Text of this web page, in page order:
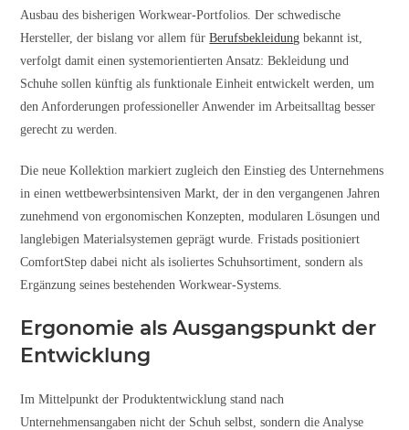
Ausbau des bisherigen Workwear-Portfolios. Der schwedische
Hersteller, der bislang vor allem fürBerufsbekleidung bekannt ist,
verfolgt damit einen systemorientierten Ansatz: Bekleidung und
Schuhe sollen künftig als funktionale Einheit entwickelt werden, um
den Anforderungen professioneller Anwender im Arbeitsalltag besser
gerecht zu werden.
Die neue Kollektion markiert zugleich den Einstieg des Unternehmens
in einen wettbewerbsintensiven Markt, der in den vergangenen Jahren
zunehmend von ergonomischen Konzepten, modularen Lösungen und
langlebigen Materialsystemen geprägt wurde. Fristads positioniert
ComfortStep dabei nicht als isoliertes Schuhsortiment, sondern als
Ergänzung seines bestehenden Workwear-Systems.
Ergonomie als Ausgangspunkt der
Entwicklung
Im Mittelpunkt der Produktentwicklung stand nach
Unternehmensangaben nicht der Schuh selbst, sondern die Analyse